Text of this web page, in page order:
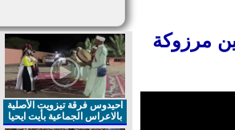
مرزوكة
احيدوس فرقة تيزويت الأصلية
بالاعراس الجماعية بأيت ايحيا